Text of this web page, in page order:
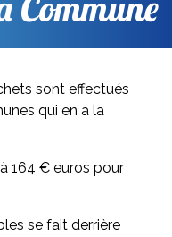
sont effectués
qui en a la
164 € euros pour
se fait derrière